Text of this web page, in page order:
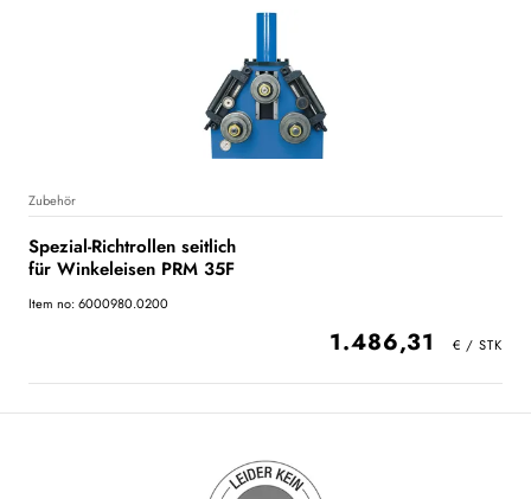
Zubehör
Spezial-Richtrollen seitlich
für Winkeleisen PRM 35F
Item no: 6000980.0200
1.486,31